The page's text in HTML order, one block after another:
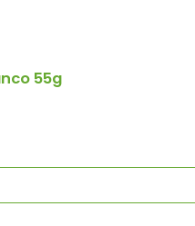
55g